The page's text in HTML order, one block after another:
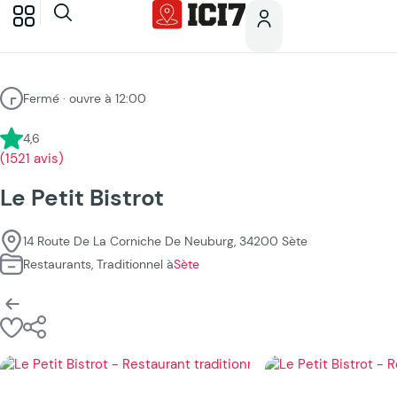
Fermé · ouvre à 12:00
4,6
(1521 avis)
Le Petit Bistrot
14 Route De La Corniche De Neuburg, 34200 Sète
Restaurants, Traditionnel àSète